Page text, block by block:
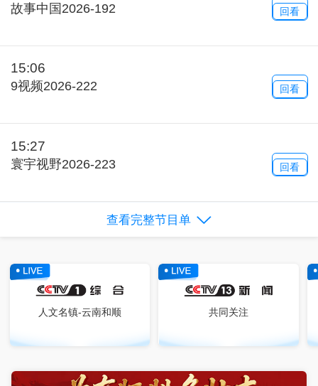
故事中国2026-192 回看
15:06
9视频2026-222 回看
15:27
寰宇视野2026-223 回看
查看完整节目单
人文名镇-云南和顺 共同关注